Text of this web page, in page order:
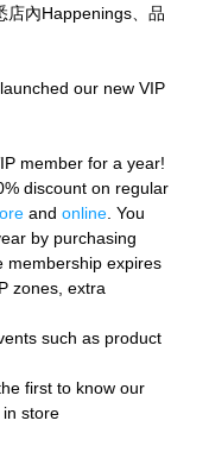
店內Happenings、品
our new VIP
member for a year!
discount on regular
and online . You
by purchasing
membership expires
zones, extra
such as product
first to know our
store